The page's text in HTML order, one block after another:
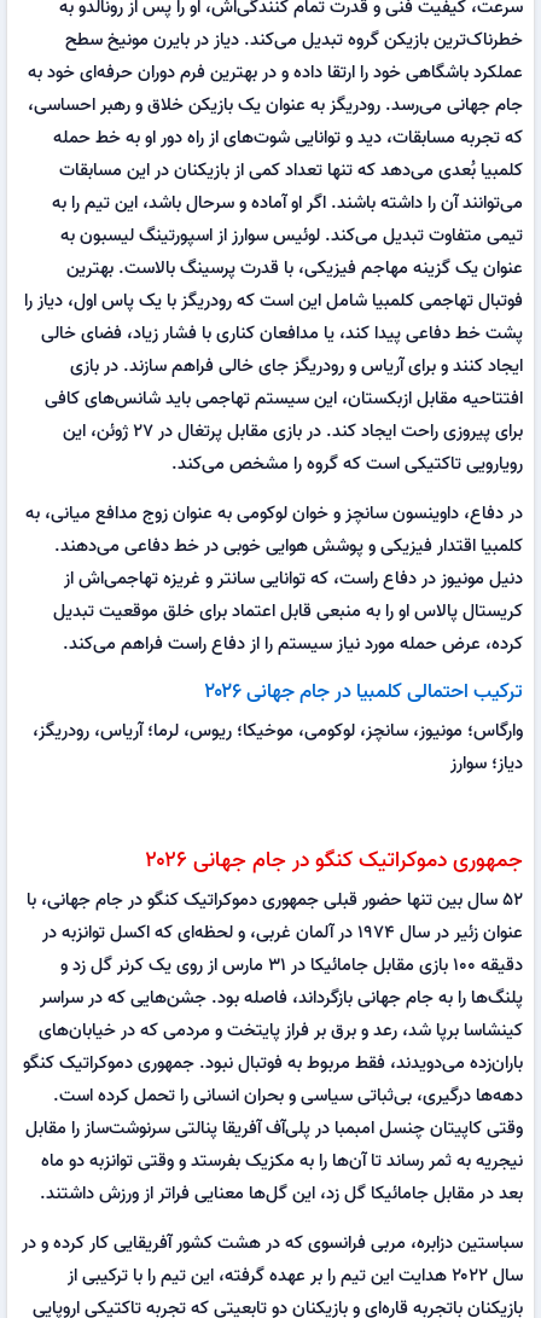
سرعت، کیفیت فنی و قدرت تمام کنندگی‌اش، او را پس از رونالدو به
خطرناک‌ترین بازیکن گروه تبدیل می‌کند. دیاز در بایرن مونیخ سطح
عملکرد باشگاهی خود را ارتقا داده و در بهترین فرم دوران حرفه‌ای خود به
جام جهانی می‌رسد. رودریگز به عنوان یک بازیکن خلاق و رهبر احساسی،
که تجربه مسابقات، دید و توانایی شوت‌های از راه دور او به خط حمله
کلمبیا بُعدی می‌دهد که تنها تعداد کمی از بازیکنان در این مسابقات
می‌توانند آن را داشته باشند. اگر او آماده و سرحال باشد، این تیم را به
تیمی متفاوت تبدیل می‌کند. لوئیس سوارز از اسپورتینگ لیسبون به
عنوان یک گزینه مهاجم فیزیکی، با قدرت پرسینگ بالاست. بهترین
فوتبال تهاجمی کلمبیا شامل این است که رودریگز با یک پاس اول، دیاز را
پشت خط دفاعی پیدا کند، یا مدافعان کناری با فشار زیاد، فضای خالی
ایجاد کنند و برای آریاس و رودریگز جای خالی فراهم سازند. در بازی
افتتاحیه مقابل ازبکستان، این سیستم تهاجمی باید شانس‌های کافی
برای پیروزی راحت ایجاد کند. در بازی مقابل پرتغال در ۲۷ ژوئن، این
رویارویی تاکتیکی است که گروه را مشخص می‌کند.
در دفاع، داوینسون سانچز و خوان لوکومی به عنوان زوج مدافع میانی، به
کلمبیا اقتدار فیزیکی و پوشش هوایی خوبی در خط دفاعی می‌دهند.
دنیل مونیوز در دفاع راست، که توانایی سانتر و غریزه تهاجمی‌اش از
کریستال پالاس او را به منبعی قابل اعتماد برای خلق موقعیت تبدیل
کرده، عرض حمله مورد نیاز سیستم را از دفاع راست فراهم می‌کند.
ترکیب احتمالی کلمبیا در جام جهانی ۲۰۲۶
وارگاس؛ مونیوز، سانچز، لوکومی، موخیکا؛ ریوس، لرما؛ آریاس، رودریگز،
دیاز؛ سوارز
جمهوری دموکراتیک کنگو در جام جهانی ۲۰۲۶
۵۲ سال بین تنها حضور قبلی جمهوری دموکراتیک کنگو در جام جهانی، با
عنوان زئیر در سال ۱۹۷۴ در آلمان غربی، و لحظه‌ای که اکسل توانزبه در
دقیقه ۱۰۰ بازی مقابل جامائیکا در ۳۱ مارس از روی یک کرنر گل زد و
پلنگ‌ها را به جام جهانی بازگرداند، فاصله بود. جشن‌هایی که در سراسر
کینشاسا برپا شد، رعد و برق بر فراز پایتخت و مردمی که در خیابان‌های
باران‌زده می‌دویدند، فقط مربوط به فوتبال نبود. جمهوری دموکراتیک کنگو
دهه‌ها درگیری، بی‌ثباتی سیاسی و بحران انسانی را تحمل کرده است.
وقتی کاپیتان چنسل امبمبا در پلی‌آف آفریقا پنالتی سرنوشت‌ساز را مقابل
نیجریه به ثمر رساند تا آن‌ها را به مکزیک بفرستد و وقتی توانزبه دو ماه
بعد در مقابل جامائیکا گل زد، این گل‌ها معنایی فراتر از ورزش داشتند.
سباستین دزابره، مربی فرانسوی که در هشت کشور آفریقایی کار کرده و در
سال ۲۰۲۲ هدایت این تیم را بر عهده گرفته، این تیم را با ترکیبی از
بازیکنان باتجربه قاره‌ای و بازیکنان دو تابعیتی که تجربه تاکتیکی اروپایی